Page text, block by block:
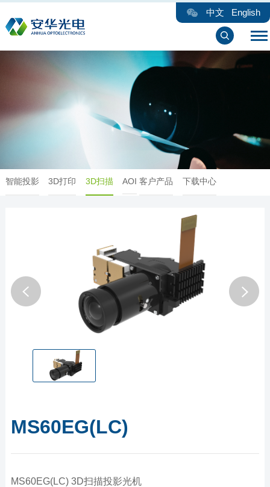
中文 English
智能投影 3D打印 3D扫描 AOI 客户产品 下载中心
MS60EG(LC)
MS60EG(LC) 3D扫描投影光机